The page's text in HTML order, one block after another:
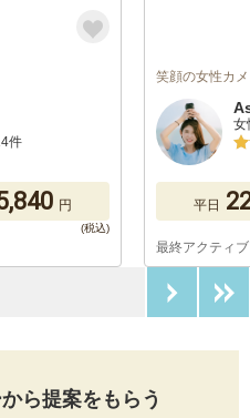
件
円
笑顔の女性カ
女
平日
最終アクティ
ら提案をもらう